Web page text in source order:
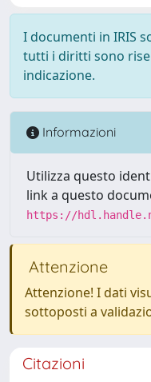
I documenti in IRIS
tutti i diritti sono
indicazione.
Informazioni
Utilizza questo
link a questo
https://
Attenzione
Attenzione! I dati
sottoposti a
Citazioni